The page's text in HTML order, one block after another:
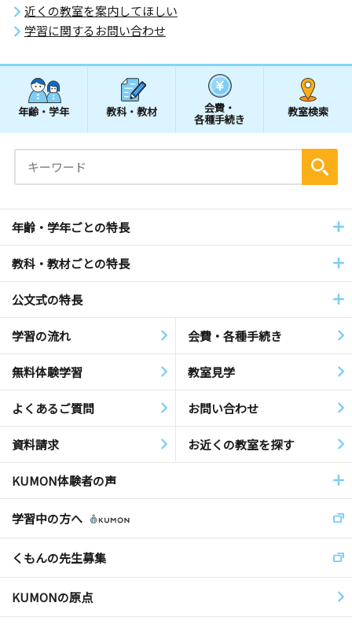
近くの教室を案内してほしい
学習に関するお問い合わせ
年齢・学年 教科・教材 会費・
各種手続き
教室検索
年齢・学年ごとの特長
教科・教材ごとの特長
公文式の特長
学習の流れ 会費・各種手続き
無料体験学習 教室見学
よくあるご質問 お問い合わせ
資料請求 お近くの教室を探す
KUMON体験者の声
学習中の方へ
くもんの先生募集
KUMONの原点